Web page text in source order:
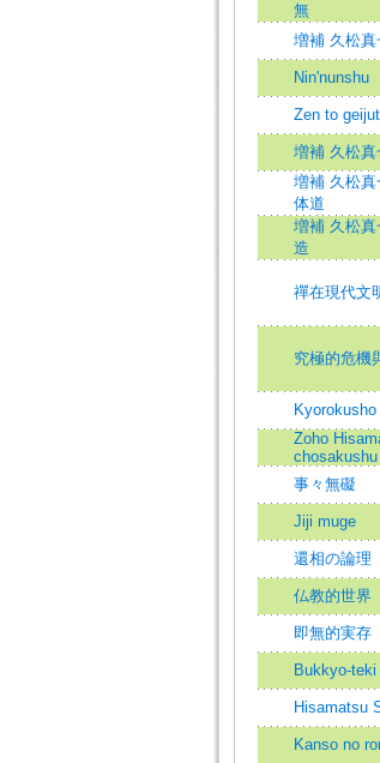
無
増補 久松
Nin'nunshu
Zen to
増補 久松
増補 久松
体道
増補 久松真
造
禪在現代文
究極的危機
Kyorokusho
Zoho
chosakushu
事々無礙
Jiji muge
還相の論理
仏教的世界
即無的実存
Bukkyo-teki
Hisamatsu
Kanso no